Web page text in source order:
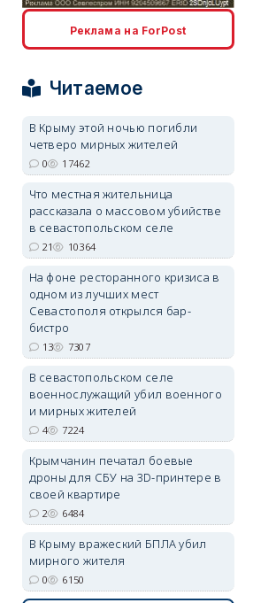
erid: 2SDnjcLUypt
erid: 2SDnjcrDNw6
erid: 2SDnjdvhGXG
Реклама на ForPost
Читаемое
В Крыму этой ночью погибли
четверо мирных жителей
0 17462
Что местная жительница
рассказала о массовом убийстве
в севастопольском селе
21 10364
На фоне ресторанного кризиса в
одном из лучших мест
Севастополя открылся бар-
бистро
13 7307
В севастопольском селе
военнослужащий убил военного
и мирных жителей
4 7224
Крымчанин печатал боевые
дроны для СБУ на 3D-принтере в
своей квартире
2 6484
В Крыму вражеский БПЛА убил
мирного жителя
0 6150